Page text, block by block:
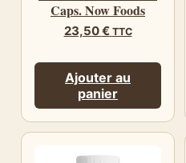
Caps. Now Foods
23,50€ TTC
Ajouter au
panier